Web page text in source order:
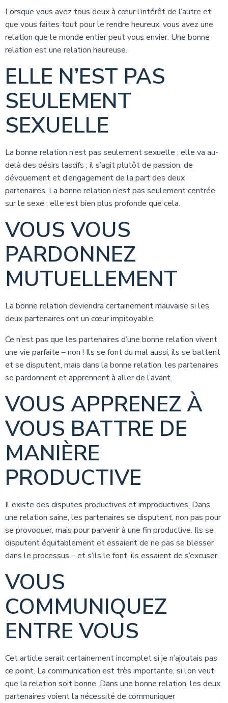
Lorsque vous avez tous deux à cœur l’intérêt de l’autre et
que vous faites tout pour le rendre heureux, vous avez une
relation que le monde entier peut vous envier. Une bonne
relation est une relation heureuse.
ELLE N’EST PAS
SEULEMENT
SEXUELLE
La bonne relation n’est pas seulement sexuelle ; elle va au-
delà des désirs lascifs ; il s’agit plutôt de passion, de
dévouement et d’engagement de la part des deux
partenaires. La bonne relation n’est pas seulement centrée
sur le sexe ; elle est bien plus profonde que cela.
VOUS VOUS
PARDONNEZ
MUTUELLEMENT
La bonne relation deviendra certainement mauvaise si les
deux partenaires ont un cœur impitoyable.
Ce n’est pas que les partenaires d’une bonne relation vivent
une vie parfaite – non ! Ils se font du mal aussi, ils se battent
et se disputent, mais dans la bonne relation, les partenaires
se pardonnent et apprennent à aller de l’avant.
VOUS APPRENEZ À
VOUS BATTRE DE
MANIÈRE
PRODUCTIVE
Il existe des disputes productives et improductives. Dans
une relation saine, les partenaires se disputent, non pas pour
se provoquer, mais pour parvenir à une fin productive. Ils se
disputent équitablement et essaient de ne pas se blesser
dans le processus – et s’ils le font, ils essaient de s’excuser.
VOUS
COMMUNIQUEZ
ENTRE VOUS
Cet article serait certainement incomplet si je n’ajoutais pas
ce point. La communication est très importante, si l’on veut
que la relation soit bonne. Dans une bonne relation, les deux
partenaires voient la nécessité de communiquer